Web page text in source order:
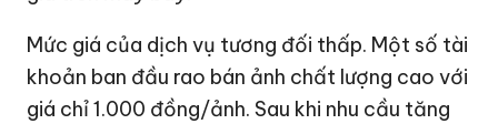
Mức giá của dịch vụ tương đối thấp. Một số tài
khoản ban đầu rao bán ảnh chất lượng cao với
giá chỉ 1.000 đồng/ảnh. Sau khi nhu cầu tăng